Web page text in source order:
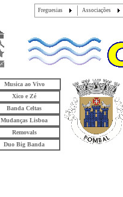
Freguesias Associações
Musica ao Vivo
Xico e Zé
Banda Celtas
Mudanças Lisboa
Removals
Duo Big Banda